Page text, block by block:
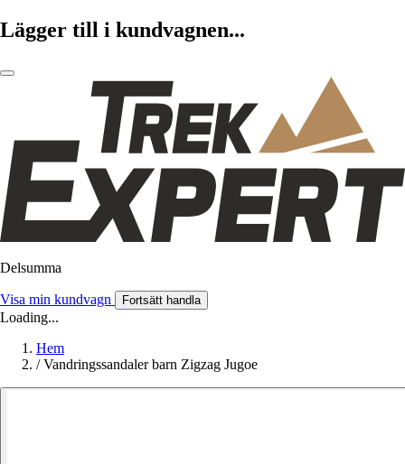
Lägger till i kundvagnen...
Delsumma
Visa min kundvagn Fortsätt handla
Loading...
Hem
/ Vandringssandaler barn Zigzag Jugoe